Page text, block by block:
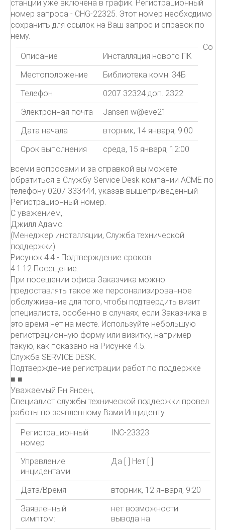
станции уже включена в график. Регистрационный
номер запроса - CHG-22325. Этот номер необходимо
сохранить для ссылок на Ваш запрос и справок по
нему.
Описание
Инсталляция нового ПК
Местоположение
Библиотека комн. 34Б
Телефон
0207 32324 доп. 2322
Электронная почта
Jansen w@eve21
Дата начала
вторник, 14 января, 9:00
Срок выполнения
среда, 15 января, 12:00
Со
всеми вопросами и за справкой вы можете
обратиться в Службу Service Desk компании ACME по
телефону 0207 333444, указав вышеприведенный
Регистрационный номер.
С уважением,.
Джилл Адамс.
(Менеджер инсталляции, Служба технической
поддержки).
Рисунок 4.4 - Подтверждение сроков.
4.1.12 Посещение.
При посещении офиса Заказчика можно
предоставлять такое же персонализированное
обслуживание для того, чтобы подтвердить визит
специалиста, особенно в случаях, если Заказчика в
это время нет на месте. Используйте небольшую
регистрационную форму или визитку, например
такую, как показано на Рисунке 4.5.
Служба SERVICE DESK.
Подтверждение регистрации работ по поддержке
■ ■
Уважаемый Г-н Янсен,.
Специалист службы технической поддержки провел
работы по заявленному Вами Инциденту.
Регистрационный
номер
INC-23323
Управление
инцидентами
Да [ ] Нет [ ]
Дата/Время
вторник, 12 января, 9:20
Заявленный
симптом:
нет возможности
вывода на